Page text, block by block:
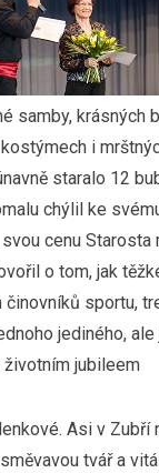
samby, krásných
i
staralo 12
chýlil ke
cenu Starosta
o tom, jak
sportu,
jediného,
životním jubileem
Asi v Zubří
tvář a